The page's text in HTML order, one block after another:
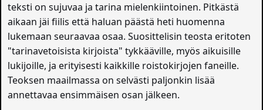
teksti on sujuvaa ja tarina mielenkiintoinen. Pitkästä
aikaan jäi fiilis että haluan päästä heti huomenna
lukemaan seuraavaa osaa. Suosittelisin teosta eritoten
"tarinavetoisista kirjoista" tykkääville, myös aikuisille
lukijoille, ja erityisesti kaikkille roistokirjojen faneille.
Teoksen maailmassa on selvästi paljonkin lisää
annettavaa ensimmäisen osan jälkeen.